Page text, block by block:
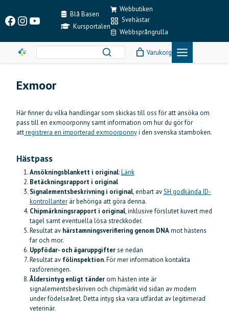
content
Facebook
Instagram
YouTubeBlå Basen
Kursportalen
Webbutiken
Svehästar
Webbsprångrulla
Varukorg
Exmoor
Här finner du vilka handlingar som skickas till oss för att ansöka om
pass till en exmoorponny samt information om hur du gör för
attregistrera en importerad exmoorponnyi den svenska stamboken.
Hästpass
Ansökningsblankett i original:Länk
Betäckningsrapport i original
Signalementsbeskrivning i original, enbart avSH godkända ID-
kontrollanterär behöriga att göra denna.
Chipmärkningsrapport i original, inklusive förslutet kuvert med
tagel samt eventuella lösa streckkoder.
Resultat av härstamningsverifiering genom DNAmot hästens
far och mor.
Uppfödar- och ägaruppgifterse nedan
Resultat av fölinspektion. För mer information kontakta
rasföreningen.
Åldersintyg enligt tänderom hästen inte är
signalementsbeskriven och chipmärkt vid sidan av modern
under födelseåret. Detta intyg ska vara utfärdat av legitimerad
veterinär.